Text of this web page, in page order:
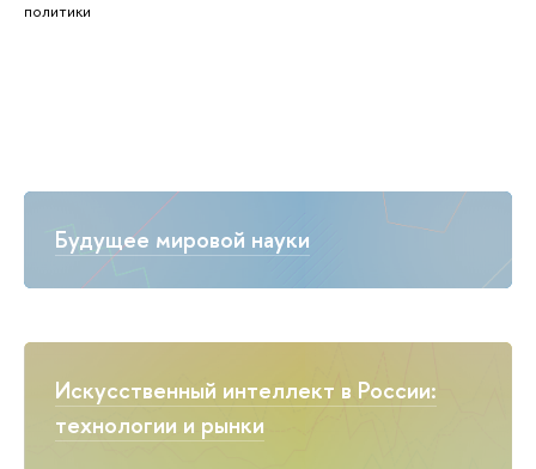
Будущее мировой науки
Искусственный интеллект в России:
технологии и рынки
политики